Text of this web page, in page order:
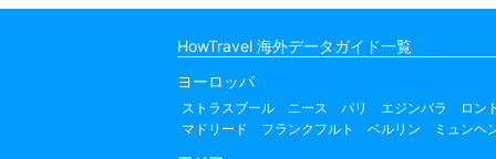
HowTravel 海外データガイド一覧
ヨーロッパ
ストラスブール ニース パリ エジンバラ ロン
マドリード
フランクフルト ベルリン ミュンヘ